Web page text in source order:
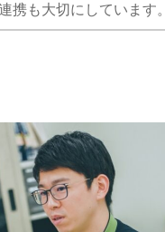
携も大切にしています。